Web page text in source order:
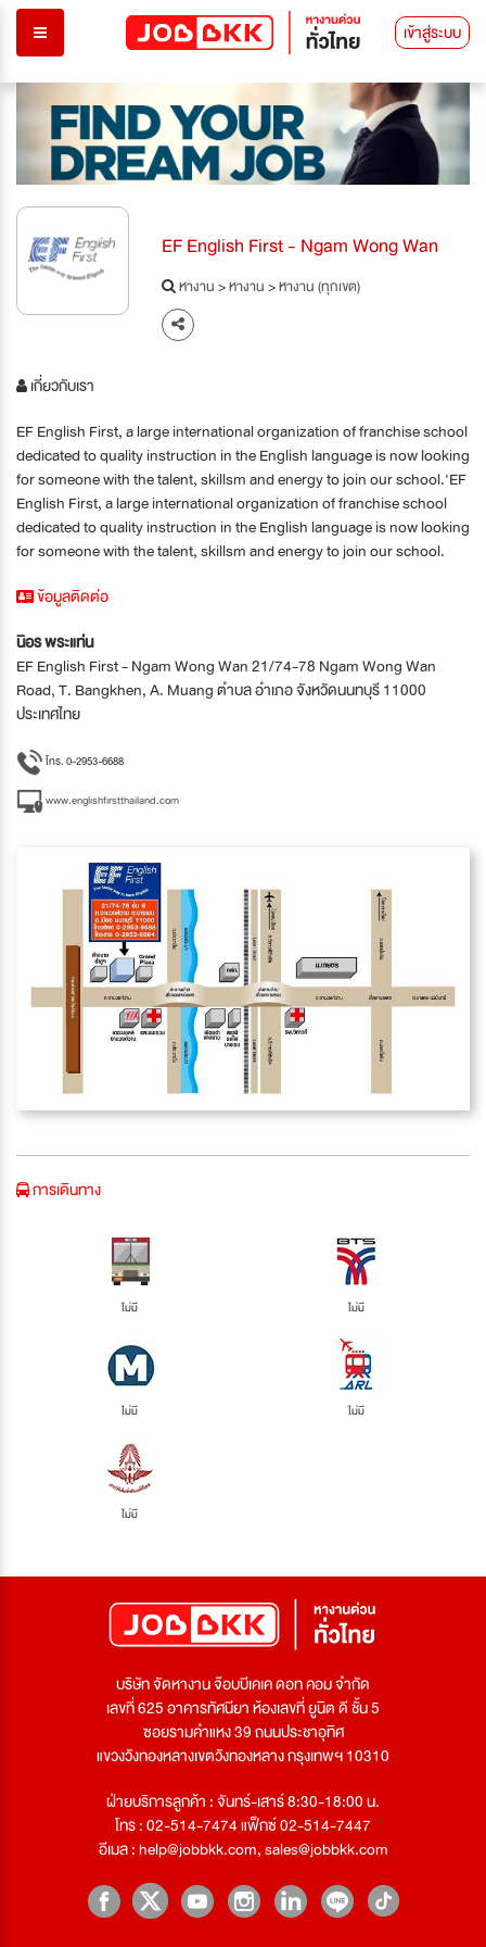
เข้าสู่ระบบ
EF English First - Ngam Wong Wan
หางาน>หางาน>หางาน (ทุกเขต)
เกี่ยวกับเรา
EF English First, a large international organization of franchise school
dedicated to quality instruction in the English language is now looking
for someone with the talent, skillsm and energy to join our school.'EF
English First, a large international organization of franchise school
dedicated to quality instruction in the English language is now looking
for someone with the talent, skillsm and energy to join our school.
ข้อมูลติดต่อ
นิอร พระแท่น
EF English First - Ngam Wong Wan 21/74-78 Ngam Wong Wan
Road, T. Bangkhen, A. Muang ตำบล อำเภอ จังหวัดนนทบุรี 11000
ประเทศไทย
โทร. 0-2953-6688
www.englishfirstthailand.com
การเดินทาง
ไม่มี ไม่มี
ไม่มี ไม่มี
ไม่มี
บริษัท จัดหางาน จ๊อบบีเคเค ดอท คอม จำกัด
เลขที่ 625 อาคารทัศนียา ห้องเลขที่ ยูนิต ดี ชั้น 5
ซอยรามคำแหง 39 ถนนประชาอุทิศ
แขวงวังทองหลางเขตวังทองหลาง กรุงเทพฯ 10310
ฝ่ายบริการลูกค้า : จันทร์-เสาร์ 8:30-18:00 น.
โทร : 02-514-7474 แฟ็กซ์ 02-514-7447
อีเมล :help@jobbkk.com,sales@jobbkk.com